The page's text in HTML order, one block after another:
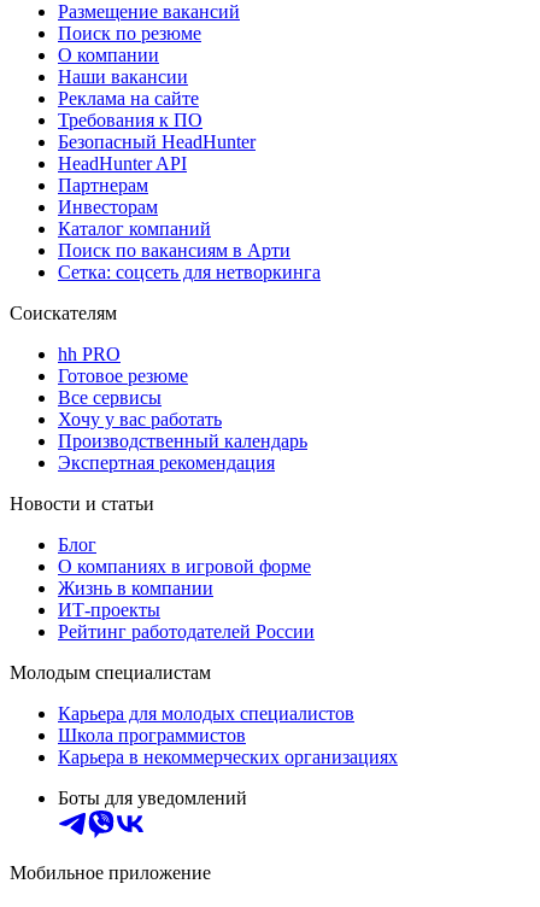
Размещение вакансий
Поиск по резюме
О компании
Наши вакансии
Реклама на сайте
Требования к ПО
Безопасный HeadHunter
HeadHunter API
Партнерам
Инвесторам
Каталог компаний
Поиск по вакансиям в Арти
Сетка: соцсеть для нетворкинга
Соискателям
hh PRO
Готовое резюме
Все сервисы
Хочу у вас работать
Производственный календарь
Экспертная рекомендация
Новости и статьи
Блог
О компаниях в игровой форме
Жизнь в компании
ИТ-проекты
Рейтинг работодателей России
Молодым специалистам
Карьера для молодых специалистов
Школа программистов
Карьера в некоммерческих организациях
Боты для уведомлений
Мобильное приложение